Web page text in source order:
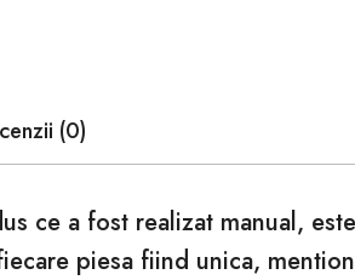
(0)
ce a fost realizat manual,
piesa fiind unica,